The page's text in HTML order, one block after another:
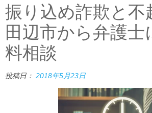
振り込め詐欺と不
田辺市から弁護士
料相談
投稿日： 2018年5月23日